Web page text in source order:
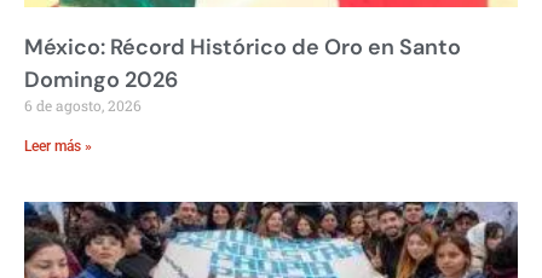
México: Récord Histórico de Oro en Santo
Domingo 2026
6 de agosto, 2026
Leer más »